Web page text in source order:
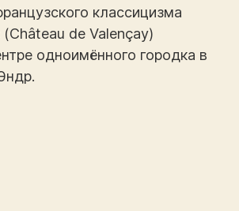
классицизма
de Valençay)
одноимённого городка в